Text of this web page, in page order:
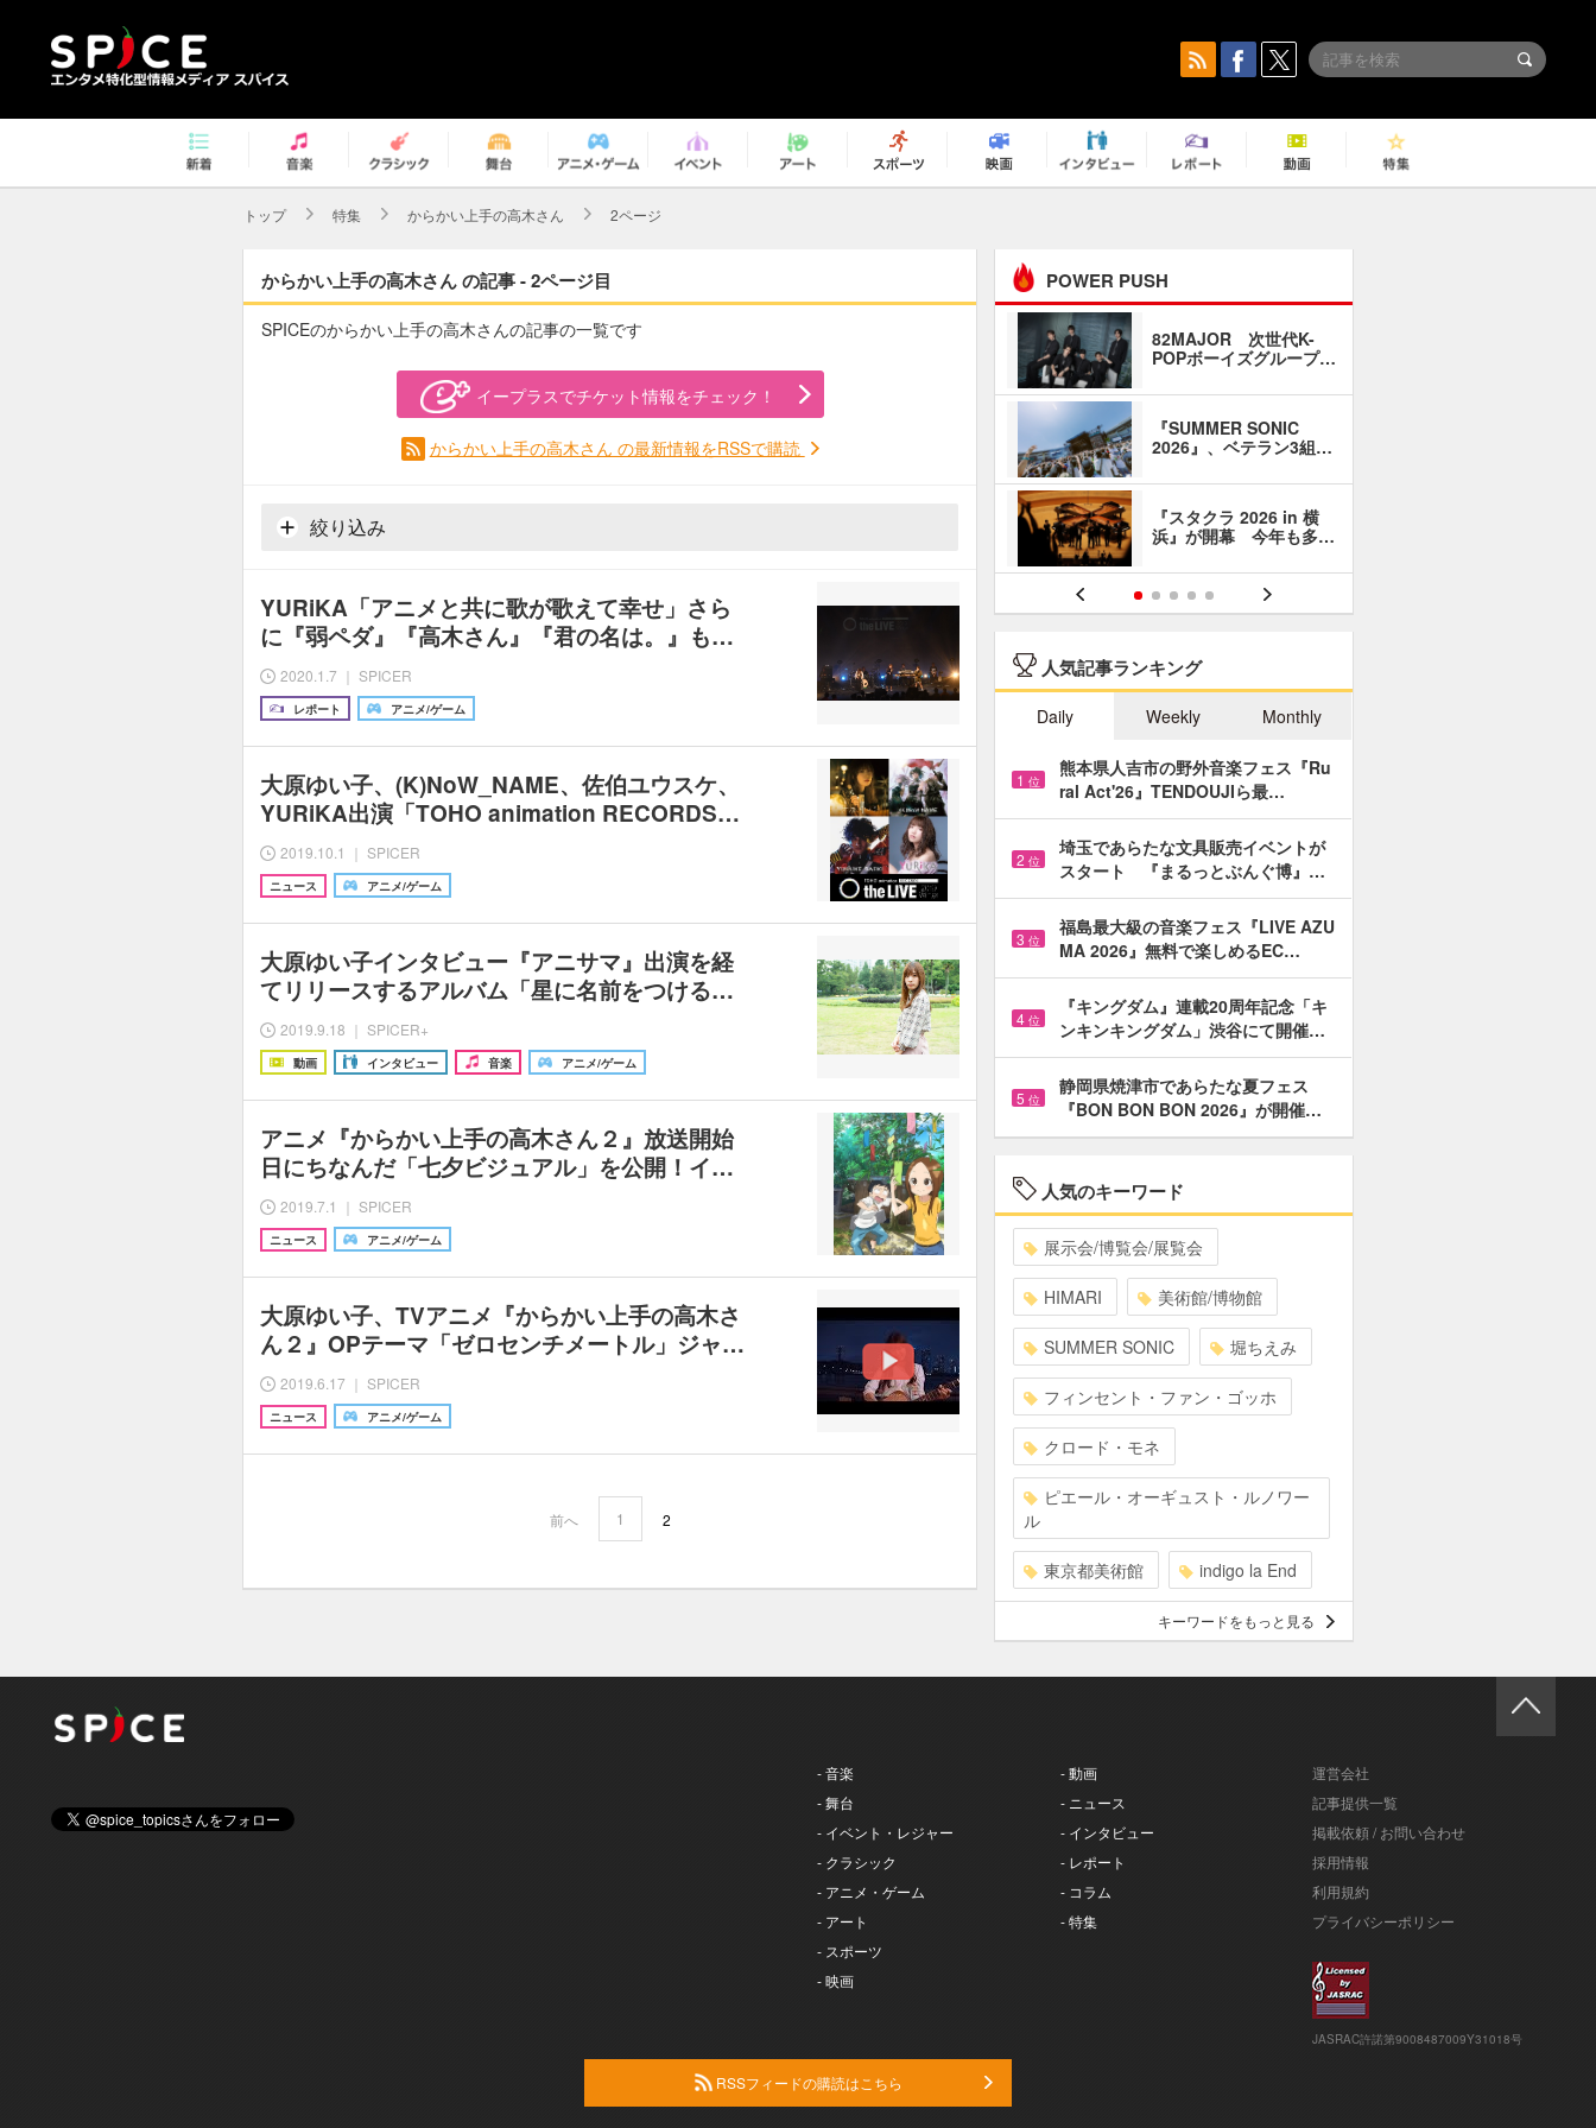
トップ 特集 からかい上手の高木さん 2ページ
からかい上手の高木さん の記事 - 2ページ目
SPICEのからかい上手の高木さんの記事の一覧です
イープラスでチケット情報をチェック！
からかい上手の高木さん の最新情報をRSSで購読
絞り込み
YURiKA「アニメと共に歌が歌えて幸せ」さら
に『弱ペダ』『高木さん』『君の名は。』も…
2020.1.7 ｜ SPICER
レポート アニメ/ゲーム
大原ゆい子、(K)NoW_NAME、佐伯ユウスケ、
YURiKA出演「TOHO animation RECORDS…
2019.10.1 ｜ SPICER
ニュース アニメ/ゲーム
大原ゆい子インタビュー『アニサマ』出演を経
てリリースするアルバム「星に名前をつける…
2019.9.18 ｜ SPICER+
動画 インタビュー 音楽 アニメ/ゲーム
アニメ『からかい上手の高木さん２』放送開始
日にちなんだ「七夕ビジュアル」を公開！イ…
2019.7.1 ｜ SPICER
ニュース アニメ/ゲーム
大原ゆい子、TVアニメ『からかい上手の高木さ
ん２』OPテーマ「ゼロセンチメートル」ジャ…
2019.6.17 ｜ SPICER
ニュース アニメ/ゲーム
前へ 1 2
POWER PUSH
ｎｄ ｃｌｕｂ
82MAJOR 次世代K-
POPボーイズグループ…
『SUMMER SONIC
2026』、ベテラン3組…
『スタクラ 2026 in 横
浜』が開幕 今年も多…
人気記事ランキング
Daily Weekly Monthly
1 位
熊本県人吉市の野外音楽フェス『Ru
ral Act'26』TENDOUJIら最…
2 位
埼玉であらたな文具販売イベントが
スタート 『まるっとぶんぐ博』…
3 位
福島最大級の音楽フェス『LIVE AZU
MA 2026』無料で楽しめるEC…
4 位
『キングダム』連載20周年記念「キ
ンキンキングダム」渋谷にて開催…
5 位
静岡県焼津市であらたな夏フェス
『BON BON BON 2026』が開催…
人気のキーワード
展示会/博覧会/展覧会
HIMARI 美術館/博物館
SUMMER SONIC 堀ちえみ
フィンセント・ファン・ゴッホ
クロード・モネ
ピエール・オーギュスト・ルノワー
ル
東京都美術館 indigo la End
キーワードをもっと見る
- 音楽
- 舞台
- イベント・レジャー
- クラシック
- アニメ・ゲーム
- アート
- スポーツ
- 映画
- 動画
- ニュース
- インタビュー
- レポート
- コラム
- 特集
運営会社
記事提供一覧
掲載依頼 / お問い合わせ
採用情報
利用規約
プライバシーポリシー
JASRAC許諾第9008487009Y31018号
RSSフィードの購読はこちら